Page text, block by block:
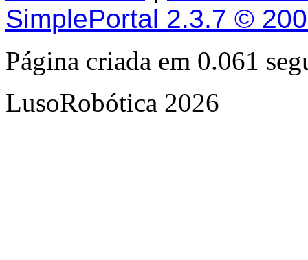
SimplePortal 2.3.7 ©
Página criada em 0.061
LusoRobótica 2026